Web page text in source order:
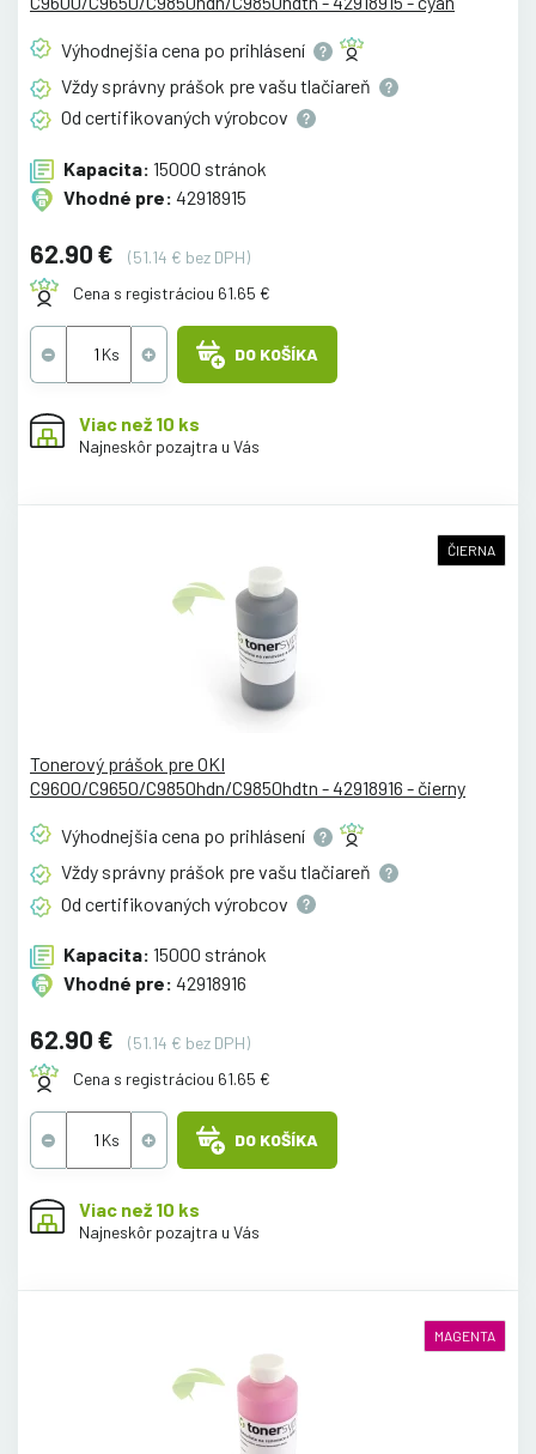
Výhodnejšia cena po prihlásení
Vždy správny prášok pre vašu tlačiareň
Od certifikovaných výrobcov
Kapacita: 15000 stránok
Vhodné pre: 42918915
62.90 €
(51.14 € bez DPH)
Cena s registráciou 61.65 €
DO KOŠÍKA
Viac než 10 ks
Najneskôr pozajtra u Vás
ČIERNA
Tonerový prášok pre OKI
C9600/C9650/C9850hdn/C9850hdtn - 42918916 - čierny
Výhodnejšia cena po prihlásení
Vždy správny prášok pre vašu tlačiareň
Od certifikovaných výrobcov
Kapacita: 15000 stránok
Vhodné pre: 42918916
62.90 €
(51.14 € bez DPH)
Cena s registráciou 61.65 €
DO KOŠÍKA
Viac než 10 ks
Najneskôr pozajtra u Vás
MAGENTA